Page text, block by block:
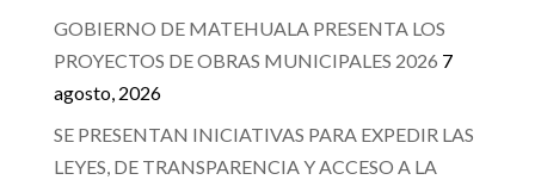
GOBIERNO DE MATEHUALA PRESENTA LOS
PROYECTOS DE OBRAS MUNICIPALES 2026 7
agosto, 2026
SE PRESENTAN INICIATIVAS PARA EXPEDIR LAS
LEYES, DE TRANSPARENCIA Y ACCESO A LA